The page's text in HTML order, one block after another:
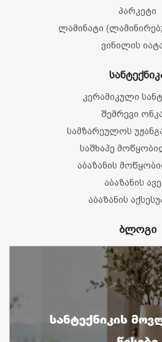
პარკეტი
ლამინატი
ვინილის
კერამიკული
შემრევი
სამზარეულოს
საშხაპე
აბაზანის
აბაზანის
აბაზანის
ბლოგი